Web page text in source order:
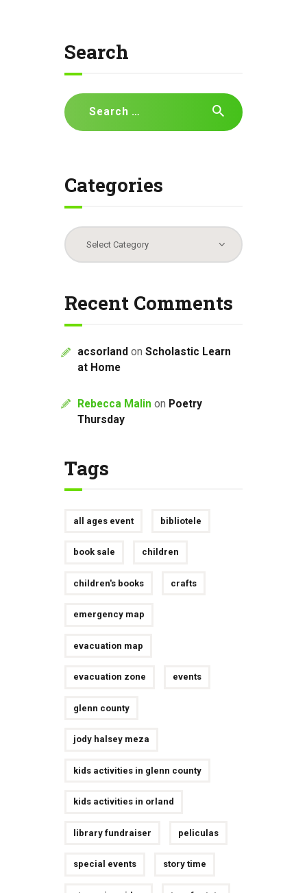
Search
Search
for:
Categories
Categories
Recent Comments
acsorland on Scholastic Learn
at Home
Rebecca Malin on Poetry
Thursday
Tags
all ages event bibliotele
book sale children
children's books crafts
emergency map
evacuation map
evacuation zone events
glenn county
jody halsey meza
kids activities in glenn county
kids activities in orland
library fundraiser peliculas
special events story time